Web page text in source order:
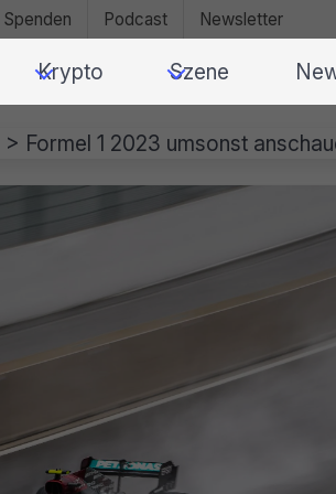
Spenden Podcast Newsletter
Krypto Szene
> Formel 1 2023 umsonst